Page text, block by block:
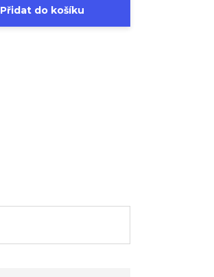
Přidat do košíku